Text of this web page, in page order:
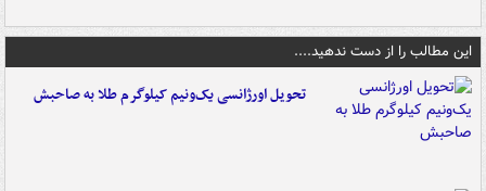
این مطالب را از دست ندهید....
تحویل اورژانسی یک‌ونیم کیلوگرم طلا به صاحبش